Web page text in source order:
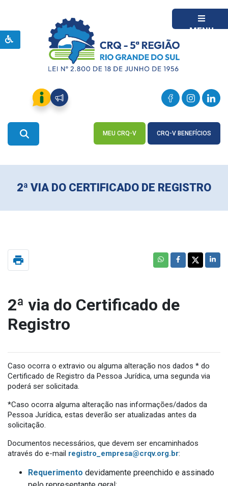
MENU
MEU CRQ-V CRQ-V BENEFÍCIOS
2ª VIA DO CERTIFICADO DE REGISTRO
print
2ª via do Certificado de
Registro
Caso ocorra o extravio ou alguma alteração nos dados * do
Certificado de Registro da Pessoa Jurídica, uma segunda via
poderá ser solicitada.
*Caso ocorra alguma alteração nas informações/dados da
Pessoa Jurídica, estas deverão ser atualizadas antes da
solicitação.
Documentos necessários, que devem ser encaminhados
através do e-mail registro_empresa@crqv.org.br:
Requerimento devidamente preenchido e assinado